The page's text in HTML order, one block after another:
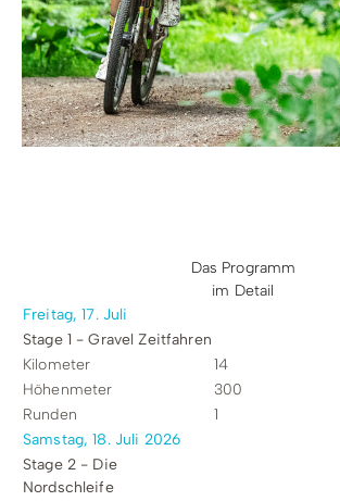
Das Programm
im Detail
Freitag, 17. Juli
Stage 1 - Gravel Zeitfahren
Kilometer
14
Höhenmeter
300
Runden
1
Samstag, 18. Juli 2026
Stage 2 - Die
Nordschleife